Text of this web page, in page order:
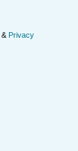
& Privacy